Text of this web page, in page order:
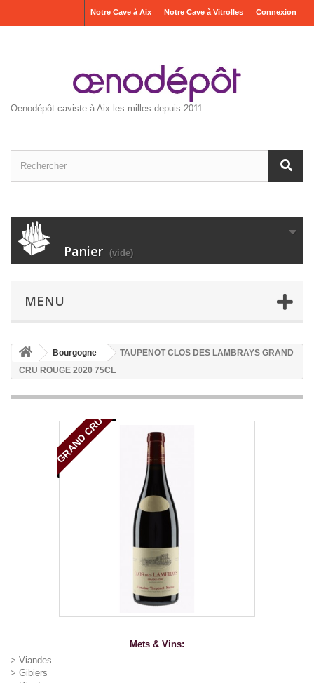
Connexion
Notre Cave à Vitrolles
Notre Cave à Aix
Oenodépôt caviste à Aix les milles depuis 2011
Panier (vide)
MENU
Bourgogne
TAUPENOT CLOS DES LAMBRAYS GRAND
CRU ROUGE 2020 75CL
GRAND CRU
Mets & Vins:
> Viandes
> Gibiers